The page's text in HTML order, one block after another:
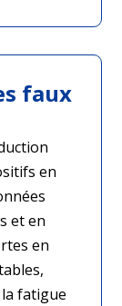
faux
en
et en
en
fatigue